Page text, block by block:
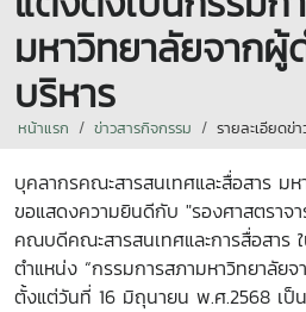
มหาวิทยาลัยจากผู้
บริหาร
หน้าแรก ข่าวสารกิจกรรม รายละเอียดข่
บุคลากรคณะสารสนเทศและสื่อสาร มห
ขอแสดงความยินดีกับ "รองศาสตราจ
คณบดีคณะสารสนเทศและการสื่อสาร
ตำแหน่ง “กรรมการสภามหาวิทยาลัยจ
ตั้งแต่วันที่ 16 มิถุนายน พ.ศ.2568 เป็